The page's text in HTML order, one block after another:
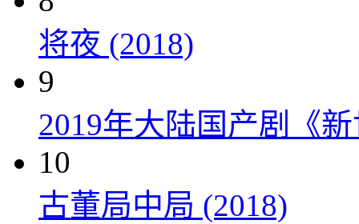
将夜 (2018)
9
2019年大陆国产剧《
10
古董局中局 (2018)